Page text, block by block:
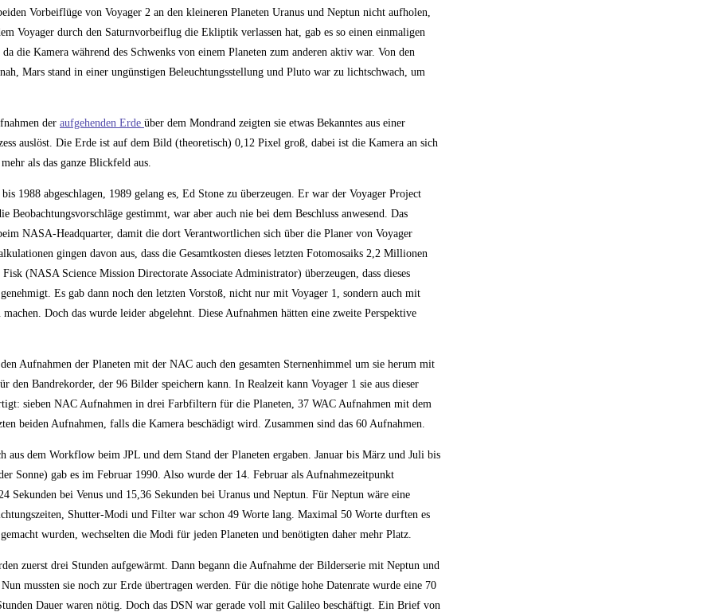
Vorbeiflüge von Voyager 2 an den kleineren Planeten Uranus und Neptun nicht aufholen,
Voyager durch den Saturnvorbeiflug die Ekliptik verlassen hat, gab es so einen einmaligen
die Kamera während des Schwenks von einem Planeten zum anderen aktiv war. Von den
Mars stand in einer ungünstigen Beleuchtungsstellung und Pluto war zu lichtschwach, um
der aufgehenden Erde über dem Mondrand zeigten sie etwas Bekanntes aus einer
auslöst. Die Erde ist auf dem Bild (theoretisch) 0,12 Pixel groß, dabei ist die Kamera an sich
als das ganze Blickfeld aus.
1988 abgeschlagen, 1989 gelang es, Ed Stone zu überzeugen. Er war der Voyager Project
gestimmt, war aber auch nie bei dem Beschluss anwesend. Das
NASA-Headquarter, damit die dort Verantwortlichen sich über die Planer von Voyager
gingen davon aus, dass die Gesamtkosten dieses letzten Fotomosaiks 2,2 Millionen
(NASA Science Mission Directorate Associate Administrator) überzeugen, dass dieses
Es gab dann noch den letzten Vorstoß, nicht nur mit Voyager 1, sondern auch mit
Doch das wurde leider abgelehnt. Diese Aufnahmen hätten eine zweite Perspektive
Aufnahmen der Planeten mit der NAC auch den gesamten Sternenhimmel um sie herum mit
Bandrekorder, der 96 Bilder speichern kann. In Realzeit kann Voyager 1 sie aus dieser
sieben NAC Aufnahmen in drei Farbfiltern für die Planeten, 37 WAC Aufnahmen mit dem
beiden Aufnahmen, falls die Kamera beschädigt wird. Zusammen sind das 60 Aufnahmen.
dem Workflow beim JPL und dem Stand der Planeten ergaben. Januar bis März und Juli bis
Sonne) gab es im Februar 1990. Also wurde der 14. Februar als Aufnahmezeitpunkt
Sekunden bei Venus und 15,36 Sekunden bei Uranus und Neptun. Für Neptun wäre eine
Shutter-Modi und Filter war schon 49 Worte lang. Maximal 50 Worte durften es
wurden, wechselten die Modi für jeden Planeten und benötigten daher mehr Platz.
zuerst drei Stunden aufgewärmt. Dann begann die Aufnahme der Bilderserie mit Neptun und
mussten sie noch zur Erde übertragen werden. Für die nötige hohe Datenrate wurde eine 70
Dauer waren nötig. Doch das DSN war gerade voll mit Galileo beschäftigt. Ein Brief von